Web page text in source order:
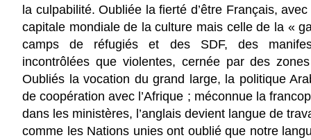
la culpabilité. Oubliée la fierté d’être Français,
capitale mondiale de la culture mais celle de la «
camps de réfugiés et des SDF, des
incontrôlées que violentes, cernée par des
Oubliés la vocation du grand large, la politique
de coopération avec l’Afrique ; méconnue la
dans les ministères, l’anglais devient langue de
comme les Nations unies ont oublié que notre